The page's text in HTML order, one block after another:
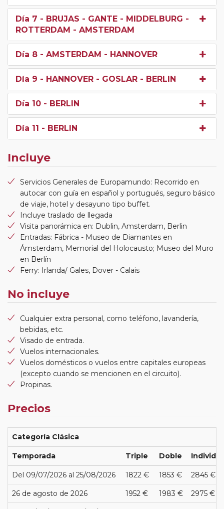
Día 7 - BRUJAS - GANTE - MIDDELBURG -
ROTTERDAM - AMSTERDAM
Día 8 - AMSTERDAM - HANNOVER
Día 9 - HANNOVER - GOSLAR - BERLIN
Día 10 - BERLIN
Día 11 - BERLIN
Incluye
Servicios Generales de Europamundo: Recorrido en
autocar con guía en español y portugués, seguro básico
de viaje, hotel y desayuno tipo buffet.
Incluye traslado de llegada
Visita panorámica en: Dublin, Amsterdam, Berlin
Entradas: Fábrica - Museo de Diamantes en
Ámsterdam, Memorial del Holocausto; Museo del Muro
en Berlín
Ferry: Irlanda/ Gales, Dover - Calais
No incluye
Cualquier extra personal, como teléfono, lavandería,
bebidas, etc.
Visado de entrada.
Vuelos internacionales.
Vuelos domésticos o vuelos entre capitales europeas
(excepto cuando se mencionen en el circuito).
Propinas.
Precios
Categoría Clásica
Temporada Triple Doble
Del 09/07/2026 al 25/08/2026 1822 € 1853 € 2845 €
26 de agosto de 2026 1952 € 1983 € 2975 €